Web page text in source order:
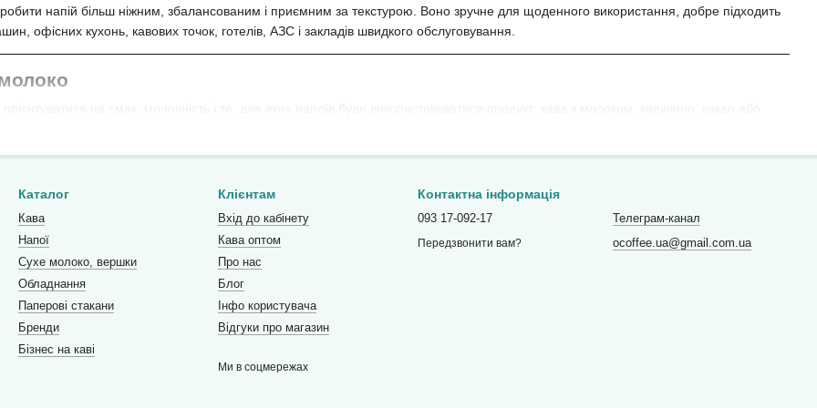
напій більш ніжним, збалансованим і приємним за текстурою. Воно зручне для щоденного використання, добре підходить
офісних кухонь, кавових точок, готелів, АЗС і закладів швидкого обслуговування.
на смак, молочність і те, для яких напоїв буде використовуватися продукт: кава з молоком, капучино, какао або
автоматів важливо враховувати розчинність, стабільність у роботі обладнання, смак у поєднанні з кавою, пінку та зручність
онлайн з доставкою по Україні. Відправляємо у Київ, Львів, Одесу, Дніпро, Харків, Запоріжжя, Вінницю, Полтаву, Черкаси та
сухого молока для дому, офісу чи бізнесу? Звертайтеся до нас:
Каталог
Кава
Напої
Сухе молоко, вершки
Обладнання
Паперові стакани
Бренди
Бізнес на каві
Клієнтам
Вхід до кабінету
Кава оптом
Про нас
Блог
Інфо користувача
Відгуки про магазин
Ми в соцмережах
Контактна інформація
093 17-092-17
Передзвонити вам?
Телеграм-канал
ocoffee.ua@gmail.com.ua